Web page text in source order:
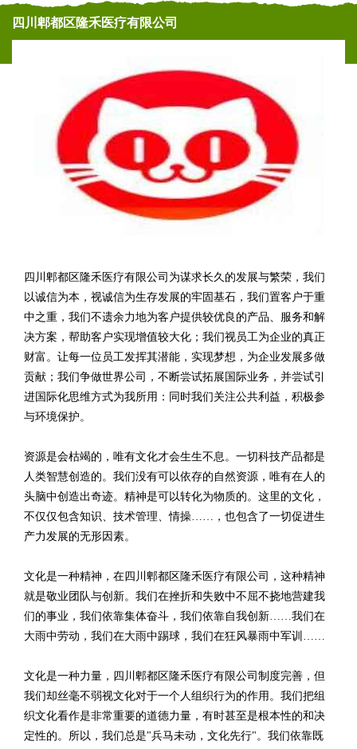
四川郫都区隆禾医疗有限公司
四川郫都区隆禾医疗有限公司为谋求长久的发展与繁荣，我们
以诚信为本，视诚信为生存发展的牢固基石，我们置客户于重
中之重，我们不遗余力地为客户提供较优良的产品、服务和解
决方案，帮助客户实现增值较大化；我们视员工为企业的真正
财富。让每一位员工发挥其潜能，实现梦想，为企业发展多做
贡献；我们争做世界公司，不断尝试拓展国际业务，并尝试引
进国际化思维方式为我所用：同时我们关注公共利益，积极参
与环境保护。
资源是会枯竭的，唯有文化才会生生不息。一切科技产品都是
人类智慧创造的。我们没有可以依存的自然资源，唯有在人的
头脑中创造出奇迹。精神是可以转化为物质的。这里的文化，
不仅仅包含知识、技术管理、情操……，也包含了一切促进生
产力发展的无形因素。
文化是一种精神，在四川郫都区隆禾医疗有限公司，这种精神
就是敬业团队与创新。我们在挫折和失败中不屈不挠地营建我
们的事业，我们依靠集体奋斗，我们依靠自我创新……我们在
大雨中劳动，我们在大雨中踢球，我们在狂风暴雨中军训……
文化是一种力量，四川郫都区隆禾医疗有限公司制度完善，但
我们却丝毫不弱视文化对于一个人组织行为的作用。我们把组
织文化看作是非常重要的道德力量，有时甚至是根本性的和决
定性的。所以，我们总是"兵马未动，文化先行"。我们依靠既